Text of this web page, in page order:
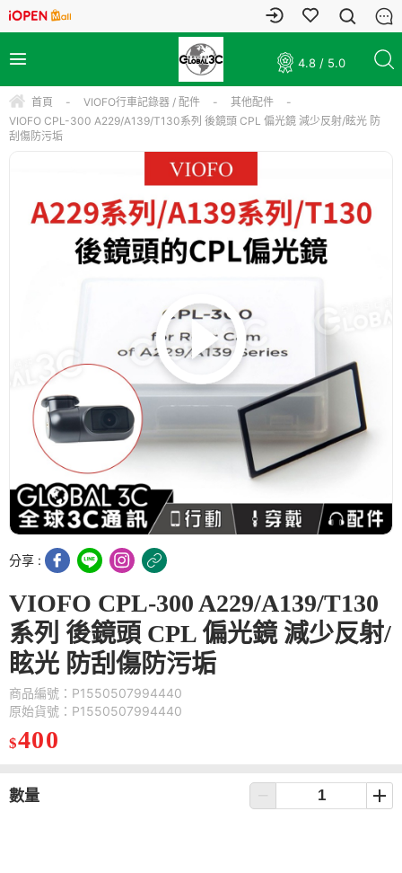
4.8 / 5.0
首頁 - VIOFO行車記錄器 / 配件 - 其他配件
-
VIOFO CPL-300 A229/A139/T130系列 後鏡頭 CPL 偏光鏡 減少反射/眩光 防
刮傷防污垢
分享 :
VIOFO CPL-300 A229/A139/T130
系列 後鏡頭 CPL 偏光鏡 減少反射/
眩光 防刮傷防污垢
商品編號：P1550507994440
原始貨號：P1550507994440
$400
數量